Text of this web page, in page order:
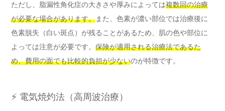
ただし、脂漏性角化症の大きさや厚みによっては複数回の治療
が必要な場合があります。また、色素が濃い部位では治療後に
色素脱失（白い斑点）が残ることがあるため、肌の色や部位に
よっては注意が必要です。 保険が適用される治療法であるた
め、費用の面でも比較的負担が少ないのが特徴です。
⚡ 電気焼灼法（高周波治療）